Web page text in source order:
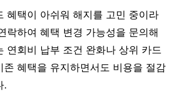
혜택이 아쉬워 해지를 고민 중이라
락하여 혜택 변경 가능성을 문의해
연회비 납부 조건 완화나 상위 카드
존 혜택을 유지하면서도 비용을 절감
.